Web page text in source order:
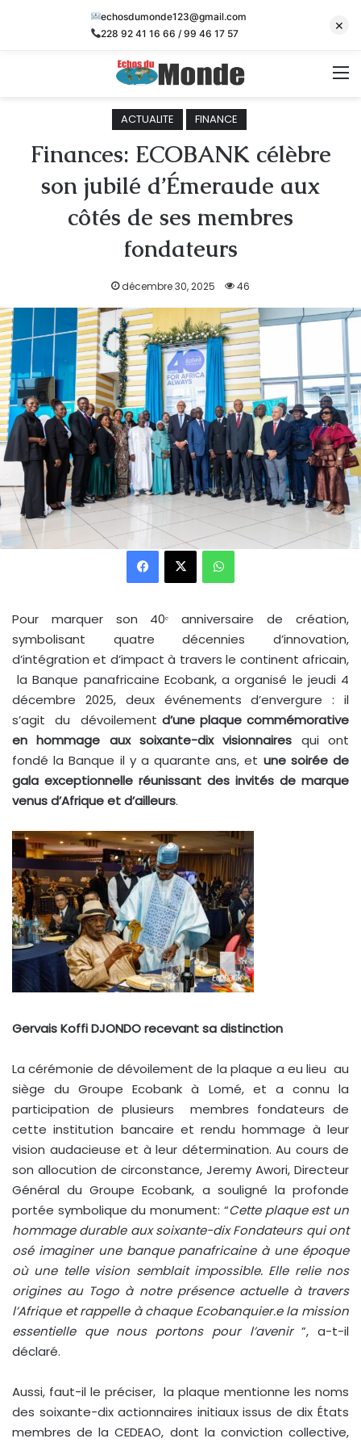
ACTUALITE FINANCE
Finances: ECOBANK célèbre
son jubilé d’Émeraude aux
côtés de ses membres
fondateurs
décembre 30, 2025 46
Facebook X WhatsApp
Pour marquer son 40ᵉ anniversaire de création,
symbolisant quatre décennies d’innovation,
d’intégration et d’impact à travers le continent africain,
la Banque panafricaine Ecobank, a organisé le jeudi 4
décembre 2025, deux événements d’envergure : il
s’agit du dévoilement d’une plaque commémorative
en hommage aux soixante-dix visionnaires qui ont
fondé la Banque il y a quarante ans, et une soirée de
gala exceptionnelle réunissant des invités de marque
venus d’Afrique et d’ailleurs.
Gervais Koffi DJONDO recevant sa distinction
La cérémonie de dévoilement de la plaque a eu lieu au
siège du Groupe Ecobank à Lomé, et a connu la
participation de plusieurs membres fondateurs de
cette institution bancaire et rendu hommage à leur
vision audacieuse et à leur détermination. Au cours de
son allocution de circonstance, Jeremy Awori, Directeur
Général du Groupe Ecobank, a souligné la profonde
portée symbolique du monument: “Cette plaque est un
hommage durable aux soixante-dix Fondateurs qui ont
osé imaginer une banque panafricaine à une époque
où une telle vision semblait impossible. Elle relie nos
origines au Togo à notre présence actuelle à travers
l’Afrique et rappelle à chaque Ecobanquier.e la mission
essentielle que nous portons pour l’avenir”, a-t-il
déclaré.
Aussi, faut-il le préciser, la plaque mentionne les noms
des soixante-dix actionnaires initiaux issus de dix États
membres de la CEDEAO, dont la conviction collective,
echosdumonde123@gmail.com
228 92 41 16 66 / 99 46 17 57
×